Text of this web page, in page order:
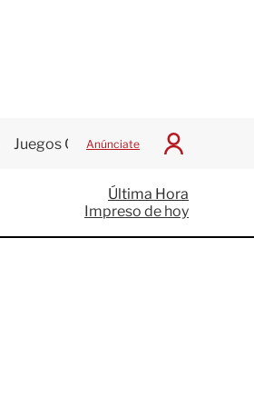
Juegos Centroamericanos
Anúnciate
I
c
i
a
Última Hora
Impreso de hoy